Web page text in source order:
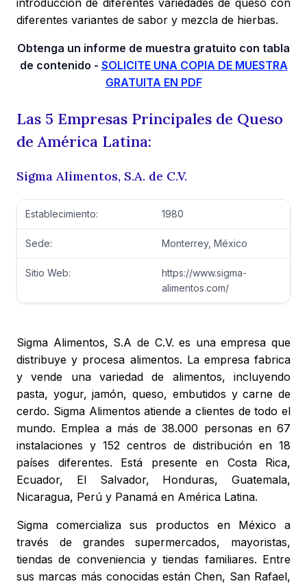
introducción de diferentes variedades de queso con
diferentes variantes de sabor y mezcla de hierbas.
Obtenga un informe de muestra gratuito con tabla
de contenido - SOLICITE UNA COPIA DE MUESTRA
GRATUITA EN PDF
Las 5 Empresas Principales de Queso
de América Latina:
Sigma Alimentos, S.A. de C.V.
Establecimiento: 1980
Sede: Monterrey, México
Sitio Web:
https://www.sigma-
alimentos.com/
Sigma Alimentos, S.A de C.V. es una empresa que
distribuye y procesa alimentos. La empresa fabrica
y vende una variedad de alimentos, incluyendo
pasta, yogur, jamón, queso, embutidos y carne de
cerdo. Sigma Alimentos atiende a clientes de todo el
mundo. Emplea a más de 38.000 personas en 67
instalaciones y 152 centros de distribución en 18
países diferentes. Está presente en Costa Rica,
Ecuador, El Salvador, Honduras, Guatemala,
Nicaragua, Perú y Panamá en América Latina.
Sigma comercializa sus productos en México a
través de grandes supermercados, mayoristas,
tiendas de conveniencia y tiendas familiares. Entre
sus marcas más conocidas están Chen, San Rafael,